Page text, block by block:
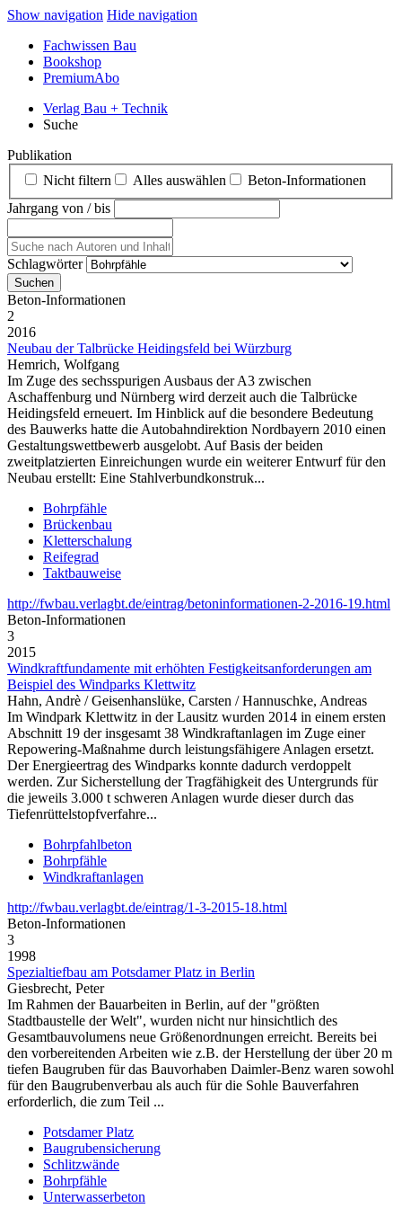
Show navigation Hide navigation
Fachwissen Bau
Bookshop
PremiumAbo
Verlag Bau + Technik
Suche
Publikation
Nicht filtern
Alles auswählen
Beton‑Informationen
Jahrgang von / bis
Schlagwörter
Beton‑Informationen
2
2016
Neubau der Talbrücke Heidingsfeld bei Würzburg
Hemrich, Wolfgang
Im Zuge des sechsspurigen Ausbaus der A3 zwischen
Aschaffenburg und Nürnberg wird derzeit auch die Talbrücke
Heidingsfeld erneuert. Im Hinblick auf die besondere Bedeutung
des Bauwerks hatte die Autobahndirektion Nordbayern 2010 einen
Gestaltungswettbewerb ausgelobt. Auf Basis der beiden
zweitplatzierten Einreichungen wurde ein weiterer Entwurf für den
Neubau erstellt: Eine Stahlverbundkonstruk...
Bohrpfähle
Brückenbau
Kletterschalung
Reifegrad
Taktbauweise
http://fwbau.verlagbt.de/eintrag/betoninformationen-2-2016-19.html
Beton‑Informationen
3
2015
Windkraftfundamente mit erhöhten Festigkeitsanforderungen am
Beispiel des Windparks Klettwitz
Hahn, Andrè / Geisenhanslüke, Carsten / Hannuschke, Andreas
Im Windpark Klettwitz in der Lausitz wurden 2014 in einem ersten
Abschnitt 19 der insgesamt 38 Windkraftanlagen im Zuge einer
Repowering-Maßnahme durch leistungsfähigere Anlagen ersetzt.
Der Energieertrag des Windparks konnte dadurch verdoppelt
werden. Zur Sicherstellung der Tragfähigkeit des Untergrunds für
die jeweils 3.000 t schweren Anlagen wurde dieser durch das
Tiefenrüttelstopfverfahre...
Bohrpfahlbeton
Bohrpfähle
Windkraftanlagen
http://fwbau.verlagbt.de/eintrag/1-3-2015-18.html
Beton‑Informationen
3
1998
Spezialtiefbau am Potsdamer Platz in Berlin
Giesbrecht, Peter
Im Rahmen der Bauarbeiten in Berlin, auf der "größten
Stadtbaustelle der Welt", wurden nicht nur hinsichtlich des
Gesamtbauvolumens neue Größenordnungen erreicht. Bereits bei
den vorbereitenden Arbeiten wie z.B. der Herstellung der über 20 m
tiefen Baugruben für das Bauvorhaben Daimler-Benz waren sowohl
für den Baugrubenverbau als auch für die Sohle Bauverfahren
erforderlich, die zum Teil ...
Potsdamer Platz
Baugrubensicherung
Schlitzwände
Bohrpfähle
Unterwasserbeton